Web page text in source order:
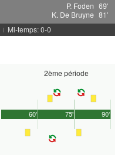
P. Foden 69'
K. De Bruyne 81'
| Mi-temps: 0-0
2ème période
90'
60' 75'